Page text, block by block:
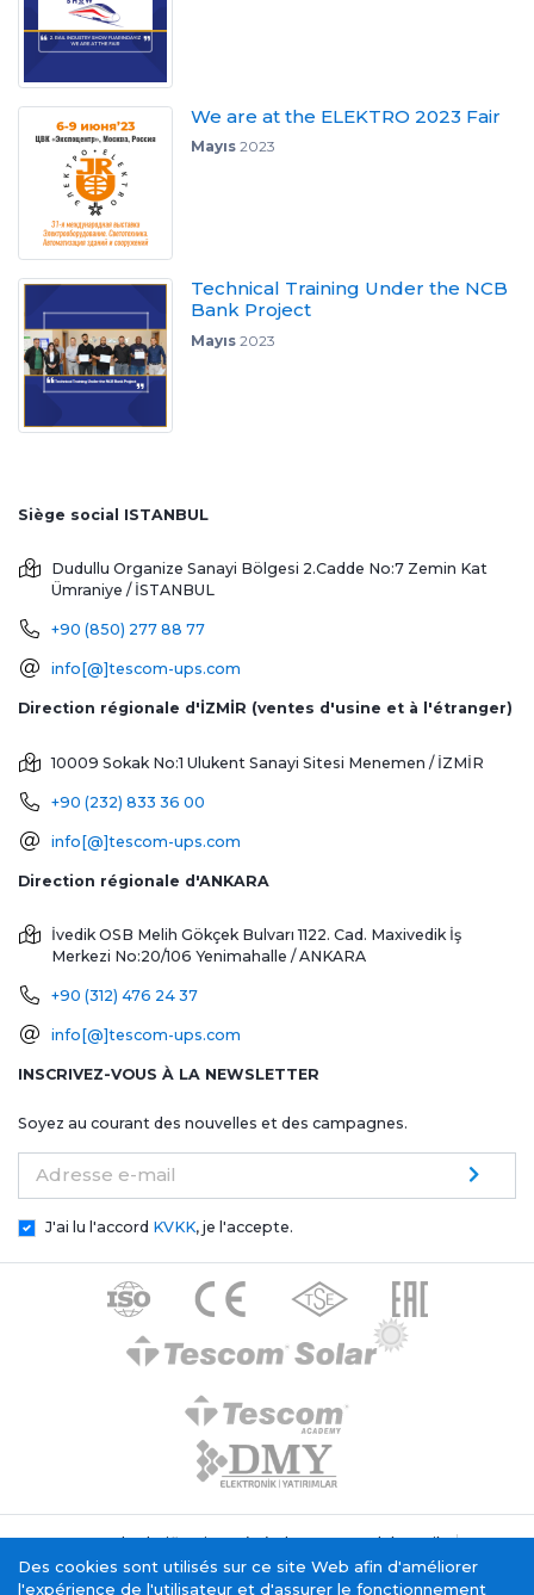
We are at the ELEKTRO 2023 Fair
Mayıs2023
Technical Training Under the NCB
Bank Project
Mayıs2023
Siège social ISTANBUL
Dudullu Organize Sanayi Bölgesi 2.Cadde No:7 Zemin Kat
Ümraniye / İSTANBUL
+90 (850) 277 88 77
info[@]tescom-ups.com
Direction régionale d'İZMİR (ventes d'usine et à l'étranger)
10009 Sokak No:1 Ulukent Sanayi Sitesi Menemen / İZMİR
+90 (232) 833 36 00
info[@]tescom-ups.com
Direction régionale d'ANKARA
İvedik OSB Melih Gökçek Bulvarı 1122. Cad. Maxivedik İş
Merkezi No:20/106 Yenimahalle / ANKARA
+90 (312) 476 24 37
info[@]tescom-ups.com
INSCRIVEZ-VOUS À LA NEWSLETTER
Soyez au courant des nouvelles et des campagnes.
Adresse e-mail
J'ai lu l'accord KVKK, je l'accepte.
Texte de clarification générale Tescom Elektronik
Politique relative aux cookies
Service de la société de l'information
Des cookies sont utilisés sur ce site Web afin d'améliorer
l'expérience de l'utilisateur et d'assurer le fonctionnement